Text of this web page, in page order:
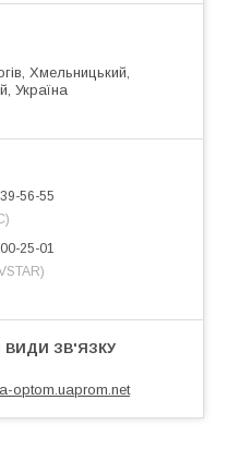
Хмельницький,
Україна
56-55
25-01
optom.uaprom.net